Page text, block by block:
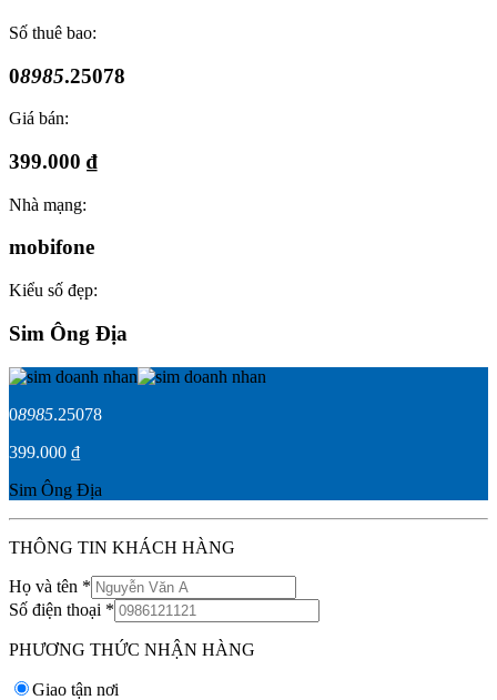
Số thuê bao:
08985.25078
Giá bán:
399.000 ₫
Nhà mạng:
mobifone
Kiểu số đẹp:
Sim Ông Địa
08985.25078
399.000 ₫
Sim Ông Địa
THÔNG TIN KHÁCH HÀNG
Họ và tên *
Số điện thoại *
PHƯƠNG THỨC NHẬN HÀNG
Giao tận nơi